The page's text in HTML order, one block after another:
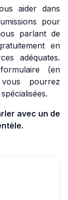
aider dans
pour
parlant de
en
adéquates.
(en
pourrez
avec un de